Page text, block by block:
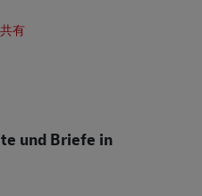
共有
und Briefe in